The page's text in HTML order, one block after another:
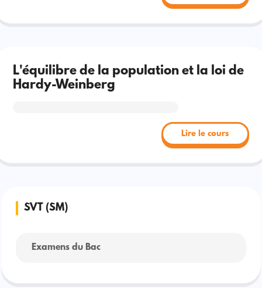
L'équilibre de la population et la loi de
Hardy-Weinberg
Lire le cours
SVT (SM)
Examens du Bac